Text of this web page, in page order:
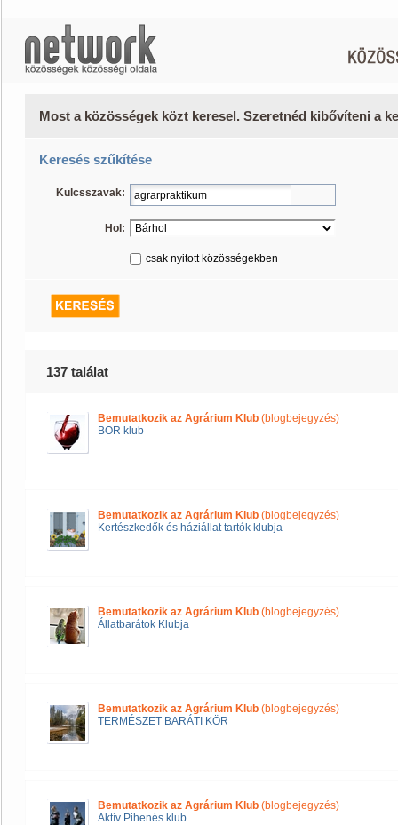
Most a közösségek közt keresel. Szeretnéd kibővíteni a
Keresés szűkítése
Kulcsszavak:
Hol:
csak nyitott közösségekben
137 találat
Bemutatkozik az Agrárium Klub (blogbejegyzés)
BOR klub
Bemutatkozik az Agrárium Klub (blogbejegyzés)
Kertészkedők és háziállat tartók klubja
Bemutatkozik az Agrárium Klub (blogbejegyzés)
Állatbarátok Klubja
Bemutatkozik az Agrárium Klub (blogbejegyzés)
TERMÉSZET BARÁTI KÖR
Bemutatkozik az Agrárium Klub (blogbejegyzés)
Aktív Pihenés klub